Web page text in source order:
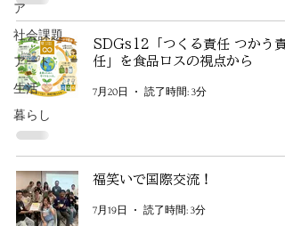
ア
社会課題
アート
生活
暮らし
SDGs12「つくる責任 つかう責
任」を食品ロスの視点から
7月20日 読了時間: 3分
福笑いで国際交流！
7月19日 読了時間: 3分